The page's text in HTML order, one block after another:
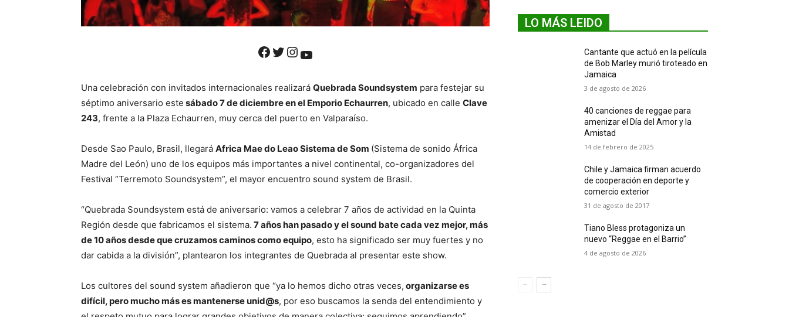
Facebook Twitter Instagram YouTube
Una celebración con invitados internacionales realizará Quebrada Soundsystem para festejar su
séptimo aniversario este sábado 7 de diciembre en el Emporio Echaurren, ubicado en calle Clave
243, frente a la Plaza Echaurren, muy cerca del puerto en Valparaíso.
Desde Sao Paulo, Brasil, llegará Africa Mae do Leao Sistema de Som (Sistema de sonido África
Madre del León) uno de los equipos más importantes a nivel continental, co-organizadores del
Festival “Terremoto Soundsystem”, el mayor encuentro sound system de Brasil.
“Quebrada Soundsystem está de aniversario: vamos a celebrar 7 años de actividad en la Quinta
Región desde que fabricamos el sistema. 7 años han pasado y el sound bate cada vez mejor, más
de 10 años desde que cruzamos caminos como equipo, esto ha significado ser muy fuertes y no
dar cabida a la división”, plantearon los integrantes de Quebrada al presentar este show.
Los cultores del sound system añadieron que “ya lo hemos dicho otras veces, organizarse es
difícil, pero mucho más es mantenerse unid@s, por eso buscamos la senda del entendimiento y
LO MÁS LEIDO
Cantante que actuó en la película
de Bob Marley murió tiroteado en
Jamaica
3 de agosto de 2026
40 canciones de reggae para
amenizar el Día del Amor y la
Amistad
14 de febrero de 2025
Chile y Jamaica firman acuerdo
de cooperación en deporte y
comercio exterior
31 de agosto de 2017
Tiano Bless protagoniza un
nuevo “Reggae en el Barrio”
4 de agosto de 2026